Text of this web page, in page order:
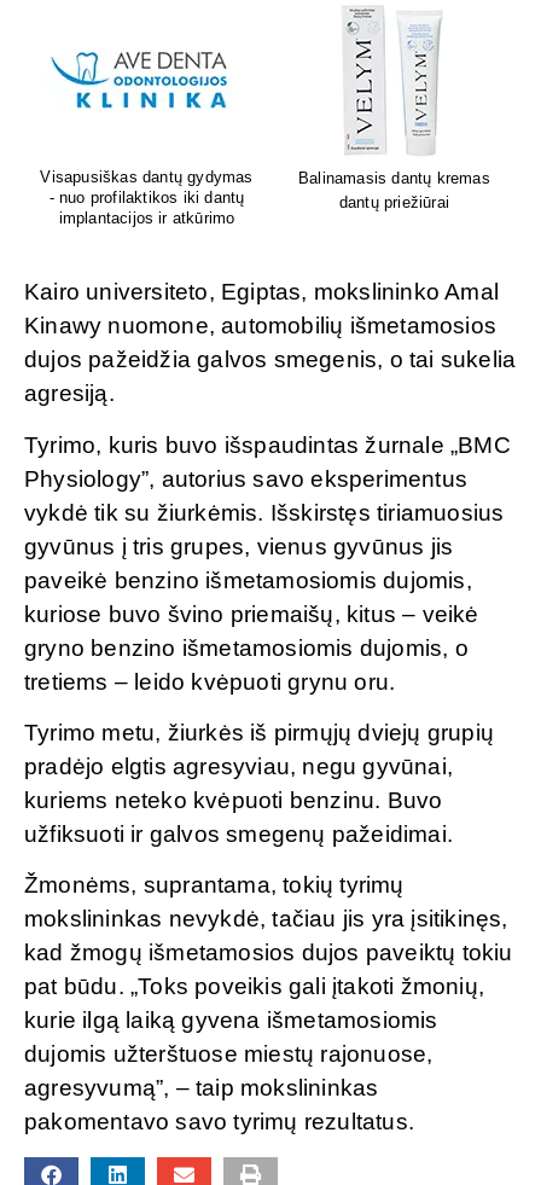
Sėdėk geriau. Jauskis geriau
Lion's mane grybų papildai
smegenų veiklai
Kairo universiteto, Egiptas, mokslininko Amal
Kinawy nuomone, automobilių išmetamosios
dujos pažeidžia galvos smegenis, o tai sukelia
agresiją.
Tyrimo, kuris buvo išspaudintas žurnale „BMC
Physiology”, autorius savo eksperimentus
vykdė tik su žiurkėmis. Išskirstęs tiriamuosius
gyvūnus į tris grupes, vienus gyvūnus jis
paveikė benzino išmetamosiomis dujomis,
kuriose buvo švino priemaišų, kitus – veikė
gryno benzino išmetamosiomis dujomis, o
tretiems – leido kvėpuoti grynu oru.
Tyrimo metu, žiurkės iš pirmųjų dviejų grupių
pradėjo elgtis agresyviau, negu gyvūnai,
kuriems neteko kvėpuoti benzinu. Buvo
užfiksuoti ir galvos smegenų pažeidimai.
Žmonėms, suprantama, tokių tyrimų
mokslininkas nevykdė, tačiau jis yra įsitikinęs,
kad žmogų išmetamosios dujos paveiktų tokiu
pat būdu. „Toks poveikis gali įtakoti žmonių,
kurie ilgą laiką gyvena išmetamosiomis
dujomis užterštuose miestų rajonuose,
agresyvumą”, – taip mokslininkas
pakomentavo savo tyrimų rezultatus.